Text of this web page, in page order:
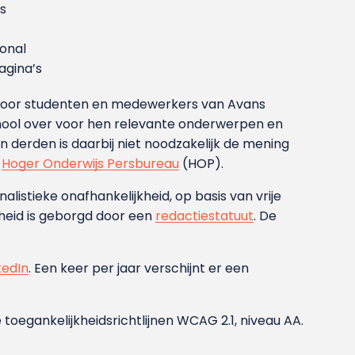
studenten en medewerkers van Avans
over voor hen relevante onderwerpen en
is daarbij niet noodzakelijk de mening
Hoger Onderwijs Persbureau (HOP).
onafhankelijkheid, op basis van vrije
is geborgd door een redactiestatuut. De
. Een keer per jaar verschijnt er een
WCAG 2.1, niveau AA.